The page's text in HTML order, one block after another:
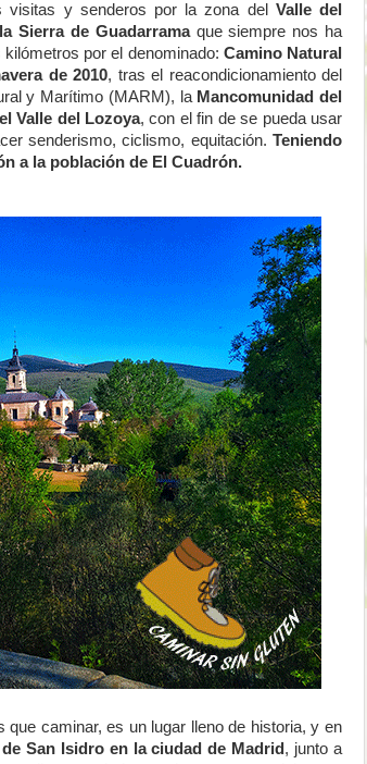
visitas y senderos por la zona del Valle del
Sierra de Guadarramaque siempre nos ha
por el denominado: Camino Natural
de 2010, tras el reacondicionamiento del
y Marítimo (MARM), la Mancomunidad del
Valle del Lozoya, con el fin de se pueda usar
senderismo, ciclismo, equitación. Teniendo
a la población de El Cuadrón.
caminar, es un lugar lleno de historia, y en
de San Isidro en la ciudad de Madrid, junto a